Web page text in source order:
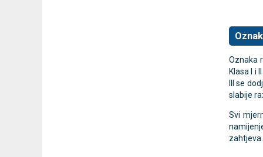
Oznaka
Klasa I i
III se
slabije
Svi
zahtjeva.